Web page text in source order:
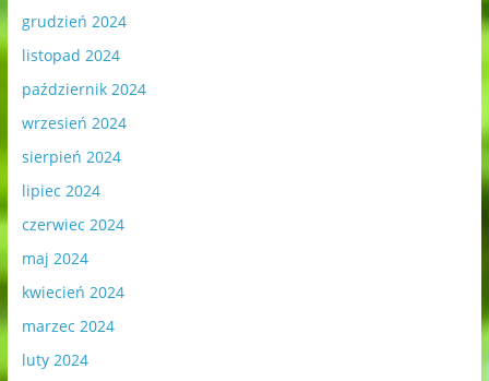
grudzień 2024
listopad 2024
październik 2024
wrzesień 2024
sierpień 2024
lipiec 2024
czerwiec 2024
maj 2024
kwiecień 2024
marzec 2024
luty 2024